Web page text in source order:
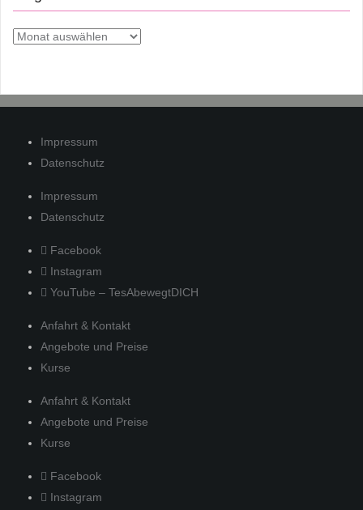
Blog
Impressum
Datenschutz
Impressum
Datenschutz
Facebook
Instagram
YouTube – TesAbewegtDICH
Anfahrt & Kontakt
Angebote und Preise
Kurse
Anfahrt & Kontakt
Angebote und Preise
Kurse
Facebook
Instagram